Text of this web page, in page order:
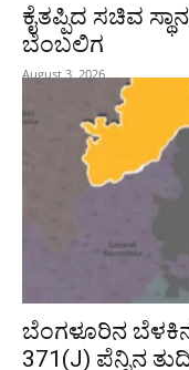
ಕೈತಪ್ಪಿದ ಸಚಿವ
ಬೆಂಬಲಿಗ
August 3, 2026
ಬೆಂಗಳೂರಿನ ಬೆಳಕಿನ
371(J) ಪೆನ್ನಿನ